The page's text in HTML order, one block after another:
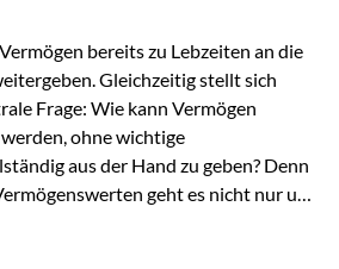
bereits zu Lebzeiten an die
Gleichzeitig stellt sich
Frage: Wie kann Vermögen
ohne wichtige
aus der Hand zu geben? Denn
geht es nicht nur um
Vermögen langfristig erhalten